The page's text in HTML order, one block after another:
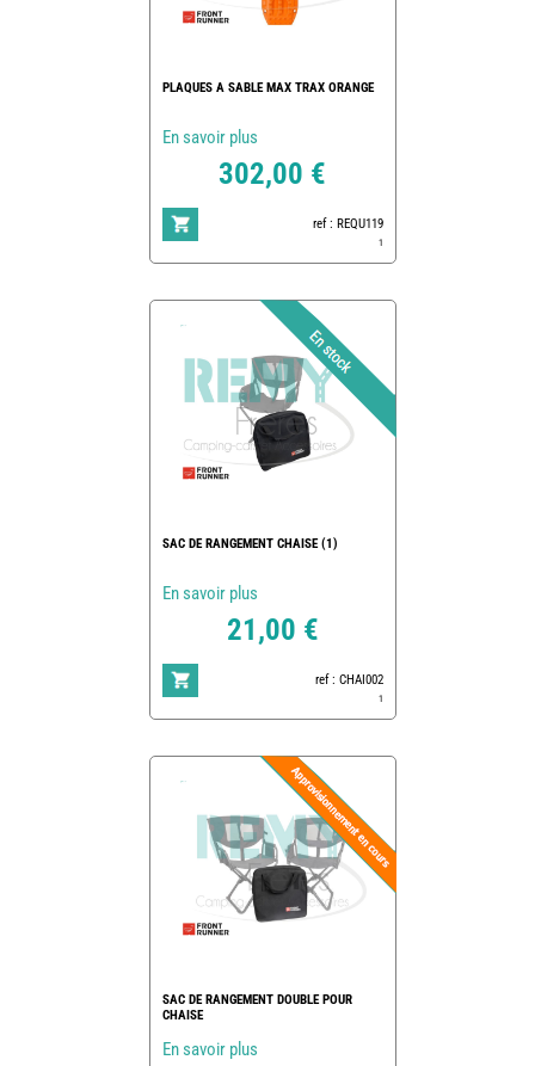
PLAQUES A SABLE MAX TRAX ORANGE
En savoir plus
302,00 €
ref : REQU119
1
SAC DE RANGEMENT CHAISE (1)
En savoir plus
21,00 €
ref : CHAI002
1
SAC DE RANGEMENT DOUBLE POUR
CHAISE
En savoir plus